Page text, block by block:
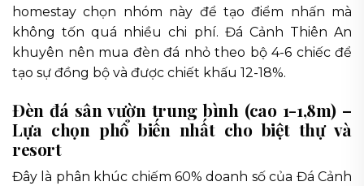
homestay chọn nhóm này để tạo điểm nhấn mà
không tốn quá nhiều chi phí. Đá Cảnh Thiên An
khuyên nên mua đèn đá nhỏ theo bộ 4-6 chiếc để
tạo sự đồng bộ và được chiết khấu 12-18%.
Đèn đá sân vườn trung bình (cao 1-1,8m) –
Lựa chọn phổ biến nhất cho biệt thự và
resort
Đây là phân khúc chiếm 60% doanh số của Đá Cảnh